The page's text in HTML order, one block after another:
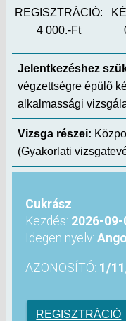
REGISZTRÁCIÓ:
4 000.-Ft
Jelentkezéshez
végzettségre épülő
alkalmassági
Vizsga részei:
(Gyakorlati
Cukrász
Kezdés: 2026-09-
Idegen nyelv: Angol
AZONOSÍTÓ: 1/
REGISZTRÁCIÓ